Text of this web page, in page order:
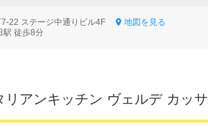
7-22 ステージ中通りビル4F
地図を見る
駅 徒歩8分
アンキッチン ヴェルデ カッサ